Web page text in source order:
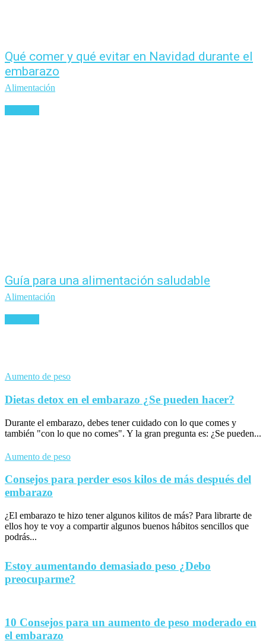
Qué comer y qué evitar en Navidad durante el
embarazo
Alimentación
Guía para una alimentación saludable
Alimentación
Aumento de peso
Dietas detox en el embarazo ¿Se pueden hacer?
Durante el embarazo, debes tener cuidado con lo que comes y
también "con lo que no comes". Y la gran pregunta es: ¿Se pueden...
Aumento de peso
Consejos para perder esos kilos de más después del
embarazo
¿El embarazo te hizo tener algunos kilitos de más? Para librarte de
ellos hoy te voy a compartir algunos buenos hábitos sencillos que
podrás...
Estoy aumentando demasiado peso ¿Debo
preocuparme?
10 Consejos para un aumento de peso moderado en
el embarazo